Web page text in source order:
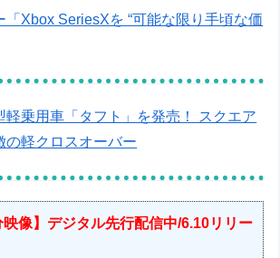
「Xbox SeriesXを “可能な限り手頃な価
軽乗用車「タフト」を発売！ スクエア
の軽クロスオーバー
映像】デジタル先行配信中/6.10リリー